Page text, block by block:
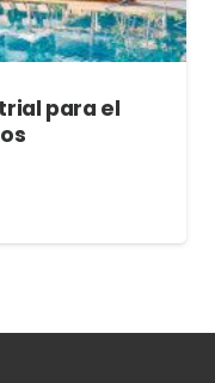
para el